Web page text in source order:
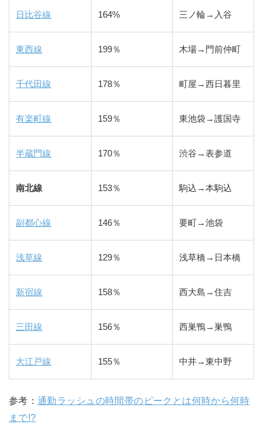
日比谷線 164% 三ノ輪→入谷
東西線 199％ 木場→門前仲町
千代田線 178％ 町屋→西日暮里
有楽町線 159％ 東池袋→護国寺
半蔵門線 170％ 渋谷→表参道
南北線 153％ 駒込→本駒込
副都心線 146％ 要町→池袋
浅草線 129％ 浅草橋→日本橋
新宿線 158％ 西大島→住吉
三田線 156％ 西巣鴨→巣鴨
大江戸線 155％ 中井→東中野
参考：通勤ラッシュの時間帯のピークとは何時から何時
まで!?